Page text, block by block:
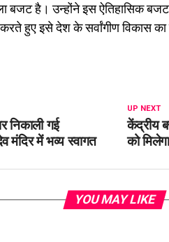
है। उन्होंने इस ऐतिहासिक बजट के
करते हुए इसे देश के सर्वांगीण विकास
UP NEXT
केंद्रीय
को
निकाली गई
मंदिर में भव्य स्वागत
YOU MAY LIKE